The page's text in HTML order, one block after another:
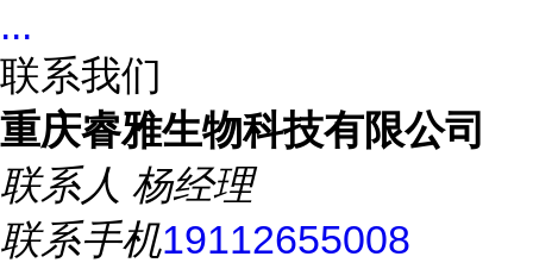
...
联系我们
重庆睿雅生物科技有限公司
联系人 杨经理
联系手机19112655008